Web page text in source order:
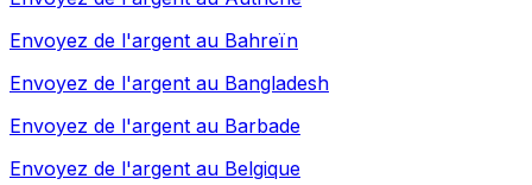
Envoyez de l'argent au Bahreïn
Envoyez de l'argent au Bangladesh
Envoyez de l'argent au Barbade
Envoyez de l'argent au Belgique